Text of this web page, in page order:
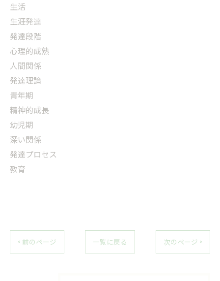
生活
生涯発達
発達段階
心理的成熟
人間関係
発達理論
青年期
精神的成長
幼児期
深い関係
発達プロセス
教育
< 前のページ 一覧に戻る 次のページ >